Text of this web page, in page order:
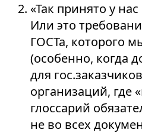
«Так принято у
Или это
ГОСТа, которого
(особенно, когда
для
организаций, где
глоссарий
не во всех